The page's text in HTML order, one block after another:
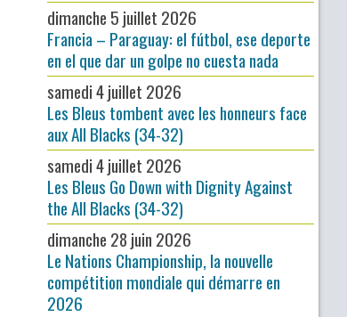
dimanche 5 juillet 2026
Francia – Paraguay: el fútbol, ese deporte
en el que dar un golpe no cuesta nada
samedi 4 juillet 2026
Les Bleus tombent avec les honneurs face
aux All Blacks (34-32)
samedi 4 juillet 2026
Les Bleus Go Down with Dignity Against
the All Blacks (34-32)
dimanche 28 juin 2026
Le Nations Championship, la nouvelle
compétition mondiale qui démarre en
2026